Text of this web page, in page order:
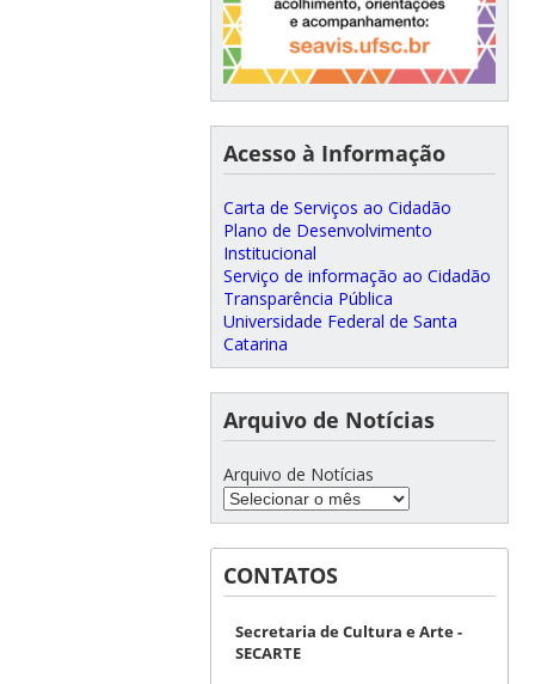
Acesso à Informação
Carta de Serviços ao Cidadão
Plano de Desenvolvimento
Institucional
Serviço de informação ao Cidadão
Transparência Pública
Universidade Federal de Santa
Catarina
Arquivo de Notícias
Arquivo de Notícias
CONTATOS
Secretaria de Cultura e Arte -
SECARTE